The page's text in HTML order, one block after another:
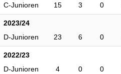
C-Junioren
15 3 0
2023/24
D-Junioren
23 6 0
2022/23
D-Junioren
4 0 0